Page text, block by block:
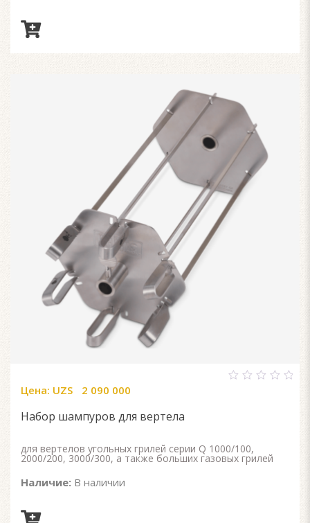
Цена: UZS 2 090 000
Набор шампуров для вертела
для вертелов угольных грилей серии Q 1000/100,
2000/200, 3000/300, а также больших газовых грилей
Наличие: В наличии